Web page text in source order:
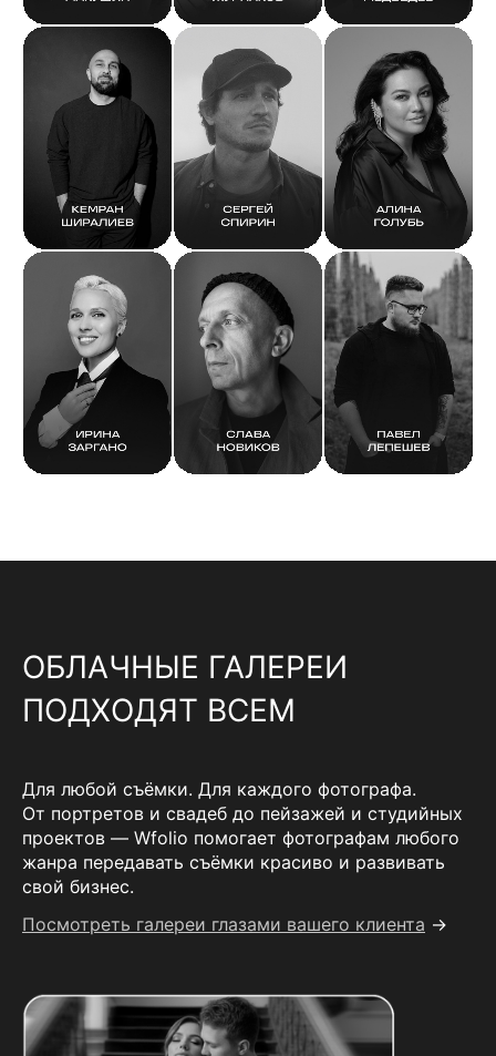
ОБЛАЧНЫЕ ГАЛЕРЕИ
ПОДХОДЯТ ВСЕМ
Для любой съёмки. Для каждого фотографа.
От портретов и свадеб до пейзажей и студийных
проектов — Wfolio помогает фотографам любого
жанра передавать съёмки красиво и развивать
свой бизнес.
Посмотреть галереи глазами вашего клиента →